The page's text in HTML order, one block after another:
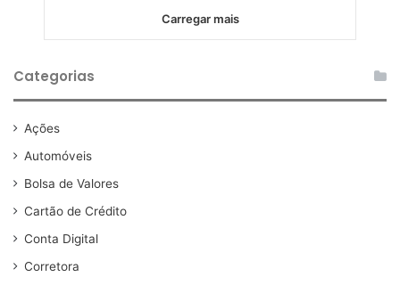
Carregar mais
Categorias
Ações
Automóveis
Bolsa de Valores
Cartão de Crédito
Conta Digital
Corretora